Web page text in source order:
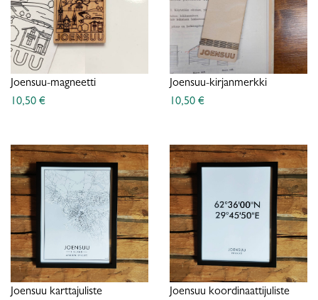
Joensuu-magneetti
10,50 €
Joensuu-kirjanmerkki
10,50 €
Joensuu karttajuliste Joensuu koordinaattijuliste